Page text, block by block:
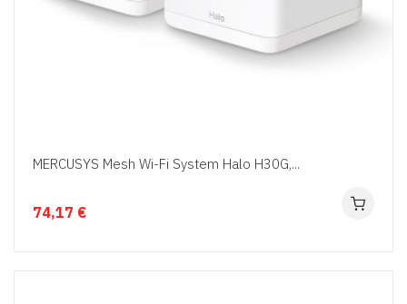
MERCUSYS Mesh Wi-Fi System Halo H30G,...
74,17 €